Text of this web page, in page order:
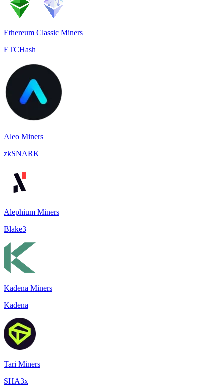
Ethereum Classic Miners
ETCHash
Aleo Miners
zkSNARK
Alephium Miners
Blake3
Kadena Miners
Kadena
Tari Miners
SHA3x